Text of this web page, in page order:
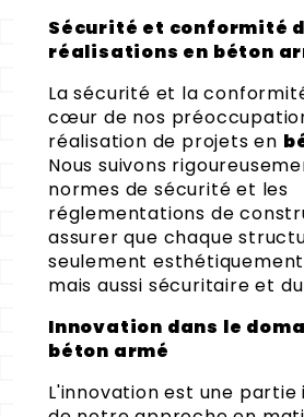
Sécurité et conformité
réalisations en béton
La sécurité et la
cœur de nos
réalisation de projets en
Nous suivons
normes de sécurité et les
réglementations de
assurer que chaque
seulement
mais aussi sécuritaire et
Innovation dans le
béton armé
L'innovation est une